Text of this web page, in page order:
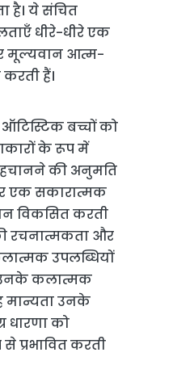
है। ये संचित
धीरे-धीरे एक
मूल्यवान आत्म-
हैं।
बच्चों को
के रूप में
की अनुमति
एक सकारात्मक
विकसित करती
रचनात्मकता और
उपलब्धियों
उनके कलात्मक
मान्यता उनके
धारणा को
प्रभावित करती